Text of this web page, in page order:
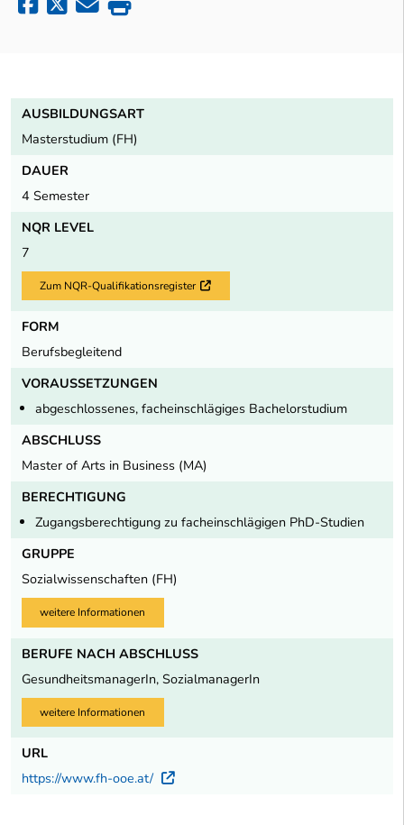
AUSBILDUNGSART
Masterstudium (FH)
DAUER
4 Semester
NQR LEVEL
7
Zum NQR-Qualifikationsregister Externer Link
FORM
Berufsbegleitend
VORAUSSETZUNGEN
abgeschlossenes, facheinschlägiges Bachelorstudium
ABSCHLUSS
Master of Arts in Business (MA)
BERECHTIGUNG
Zugangsberechtigung zu facheinschlägigen PhD-Studien
GRUPPE
Sozialwissenschaften (FH)
weitere Informationen
BERUFE NACH ABSCHLUSS
GesundheitsmanagerIn, SozialmanagerIn
weitere Informationen
URL
https://www.fh-ooe.at/
Externer Link